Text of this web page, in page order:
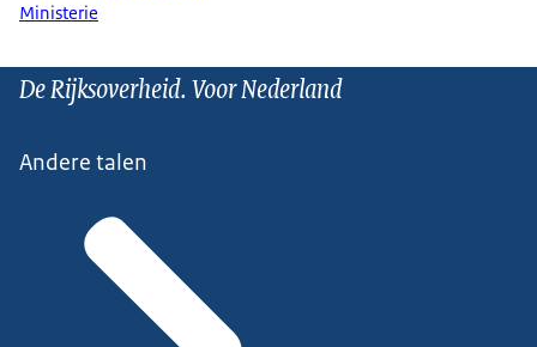
Ministerie
De Rijksoverheid. Voor Nederland
Andere talen